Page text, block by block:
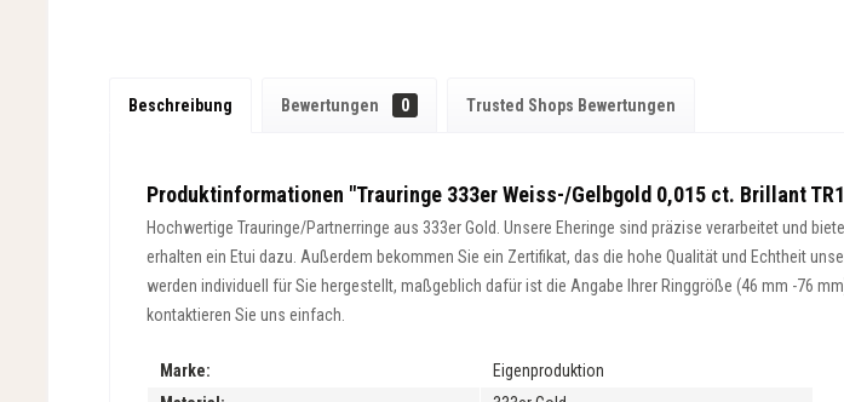
Beschreibung Bewertungen 0 Trusted Shops Bewertungen
Produktinformationen "Trauringe 333er Weiss-/Gelbgold 0,015 ct. Brillant
Hochwertige Trauringe/Partnerringe aus 333er Gold. Unsere Eheringe sind präzise verarbeitet und
erhalten ein Etui dazu. Außerdem bekommen Sie ein Zertifikat, das die hohe Qualität und Echtheit
werden individuell für Sie hergestellt, maßgeblich dafür ist die Angabe Ihrer Ringgröße (46 mm -76
kontaktieren Sie uns einfach.
Marke:
Eigenproduktion